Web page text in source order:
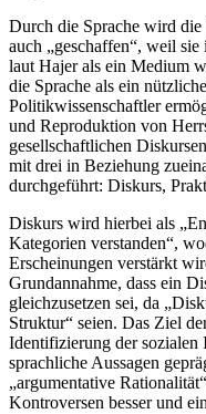
Durch die Sprache wird die
auch „geschaffen“, weil
laut Hajer als ein Medium
die Sprache als ein
Politikwissenschaftler
und Reproduktion von
gesellschaftlichen
mit drei in Beziehung
durchgeführt: Diskurs,
Diskurs wird hierbei als
Kategorien verstanden“,
Erscheinungen verstärkt
Grundannahme, dass ein
gleichzusetzen sei, da
Struktur“ seien. Das Ziel
Identifizierung der sozialen
sprachliche Aussagen
„argumentative
Kontroversen besser und